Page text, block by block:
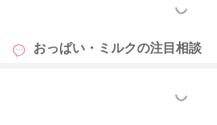
もっと見る
おっぱい・ミルクの注目相談
もっと見る